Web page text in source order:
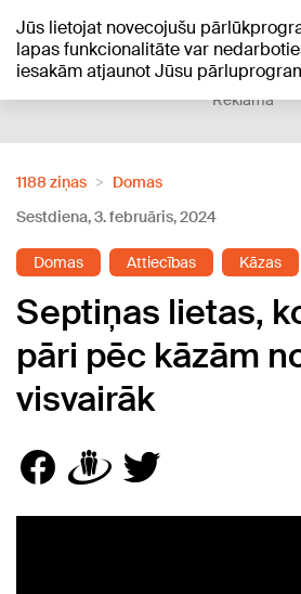
Jūs lietojat novecojušu
lapas funkcionalitāte var
iesakām atjaunot Jūsu
+18°C
Reklāma
1188 ziņas
Domas
Sestdiena, 3. februāris, 2024
Domas Attiecības Kāzas
Septiņas lietas,
pāri pēc kāzām
visvairāk